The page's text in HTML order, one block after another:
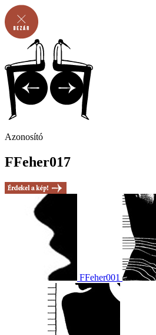
Azonosító
FFeher017
FFeher001